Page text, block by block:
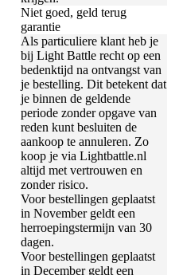
Niet goed, geld terug
garantie
Als particuliere klant heb je
bij Light Battle recht op een
bedenktijd na ontvangst van
je bestelling. Dit betekent dat
je binnen de geldende
periode zonder opgave van
reden kunt besluiten de
aankoop te annuleren. Zo
koop je via Lightbattle.nl
altijd met vertrouwen en
zonder risico.
Voor bestellingen geplaatst
in November geldt een
herroepingstermijn van 30
dagen.
Voor bestellingen geplaatst
in December geldt een